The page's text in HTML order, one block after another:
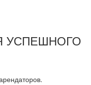
УСПЕШНОГО